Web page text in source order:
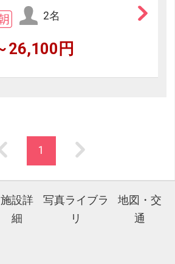
2名
26,100円
1
施設詳
細
写真ライブラ
リ
地図・交
通